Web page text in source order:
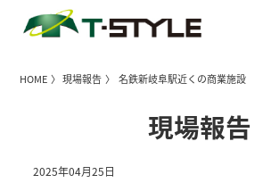
HOME 〉現場報告 〉 名鉄新岐阜駅近くの商業施設
現場報告
2025年04月25日